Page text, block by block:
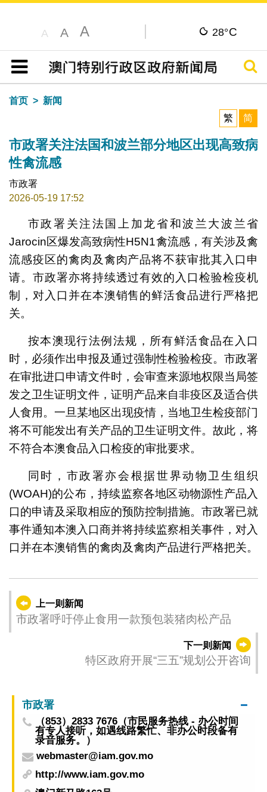
A A A 28°C
目录
搜寻
首页
新闻
繁
简
市政署关注法国和波兰部分地区出现高致病
性禽流感
市政署
2026-05-19 17:52
市政署关注法国上加龙省和波兰大波兰省
Jarocin区爆发高致病性H5N1禽流感，有关涉及禽
流感疫区的禽肉及禽肉产品将不获审批其入口申
请。市政署亦将持续透过有效的入口检验检疫机
制，对入口并在本澳销售的鲜活食品进行严格把
关。
按本澳现行法例法规，所有鲜活食品在入口
时，必须作出申报及通过强制性检验检疫。市政署
在审批进口申请文件时，会审查来源地权限当局签
发之卫生证明文件，证明产品来自非疫区及适合供
人食用。一旦某地区出现疫情，当地卫生检疫部门
将不可能发出有关产品的卫生证明文件。故此，将
不符合本澳食品入口检疫的审批要求。
同时，市政署亦会根据世界动物卫生组织
(WOAH)的公布，持续监察各地区动物源性产品入
口的申请及采取相应的预防控制措施。市政署已就
事件通知本澳入口商并将持续监察相关事件，对入
口并在本澳销售的禽肉及禽肉产品进行严格把关。
上一则新闻
市政署呼吁停止食用一款预包装猪肉松产品
下一则新闻
特区政府开展“三五”规划公开咨询
市政署
（853）2833 7676（市民服务热线 - 办公时间
有专人接听，如遇线路繁忙、非办公时段备有
录音服务。）
webmaster@iam.gov.mo
http://www.iam.gov.mo